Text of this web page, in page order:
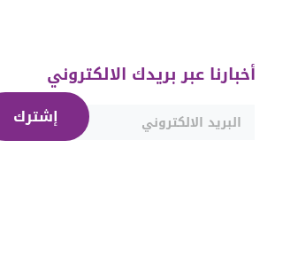
أخبارنا عبر بريدك الالكتروني
إشترك